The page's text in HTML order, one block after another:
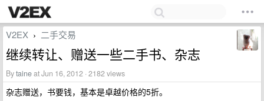
V2EX › 二手交易
继续转让、赠送一些二手书、杂志
Bytaineat Jun 16, 2012 · 2182 views
杂志赠送，书要钱，基本是卓越价格的5折。